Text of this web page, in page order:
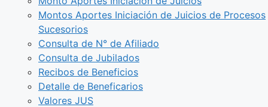
Montos Aportes Iniciación de Juicios de Procesos
Sucesorios
Consulta de N° de Afiliado
Consulta de Jubilados
Recibos de Beneficios
Detalle de Beneficarios
Valores JUS